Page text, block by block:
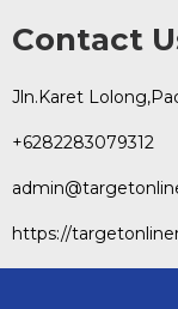
Contact
Jln.Karet
+6282283079312
https://